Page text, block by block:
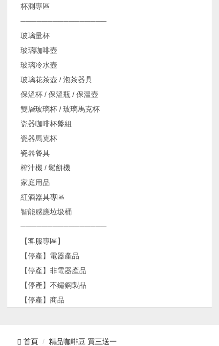
杯測專區
────────────────
玻璃量杯
玻璃咖啡壺
玻璃冷水壺
玻璃花茶壺 / 泡茶器具
保溫杯 / 保溫瓶 / 保溫壺
雙層玻璃杯 / 玻璃馬克杯
瓷器咖啡杯盤組
瓷器馬克杯
瓷器餐具
榨汁機 / 鬆餅機
家庭用品
紅酒器具專區
智能感應垃圾桶
────────────────
【客服專區】
【停產】電器產品
【停產】非電器產品
【停產】不鏽鋼製品
【停產】商品
首頁 精品咖啡豆 買三送一